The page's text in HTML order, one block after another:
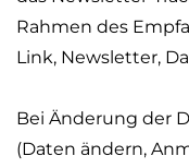
Rahmen des
Link, Newsletter,
Bei Änderung der
(Daten ändern,